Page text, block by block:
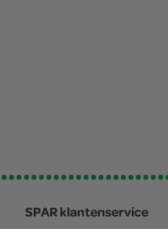
SPAR klantenservice